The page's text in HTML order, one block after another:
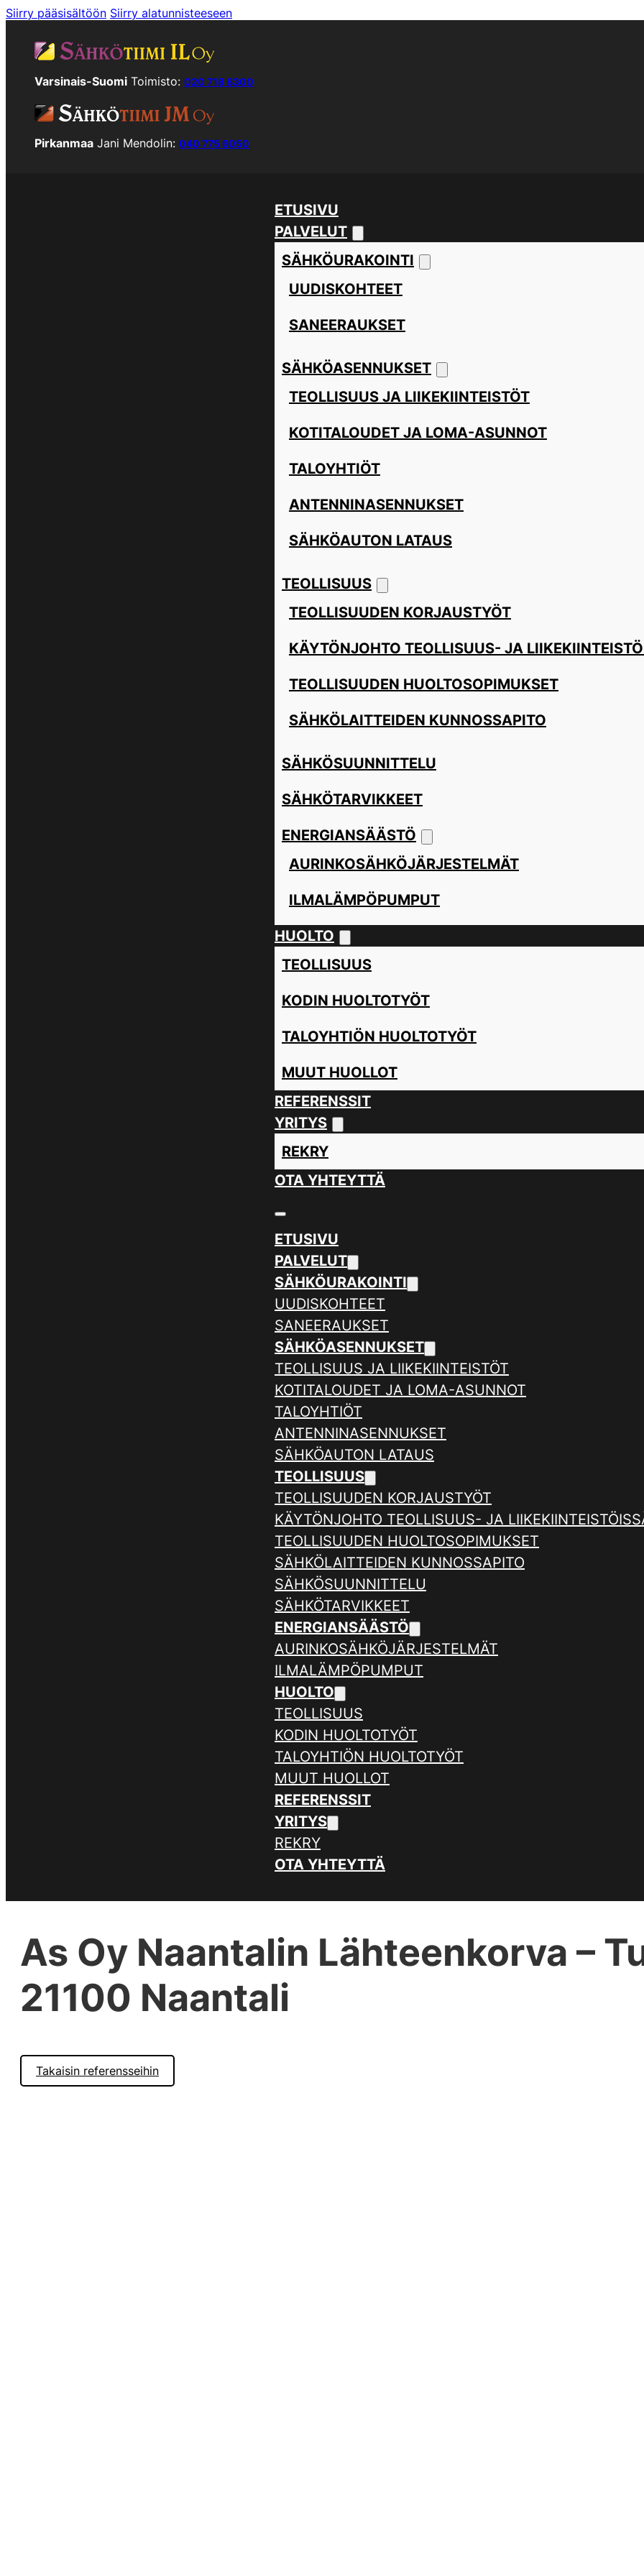
Siirry pääsisältöön Siirry alatunnisteeseen
Varsinais-Suomi Toimisto: 020 718 8300
Pirkanmaa Jani Mendolin: 040 775 6050
ETUSIVU
PALVELUT
SÄHKÖURAKOINTI
UUDISKOHTEET
SANEERAUKSET
SÄHKÖASENNUKSET
TEOLLISUUS JA LIIKEKIINTEISTÖT
KOTITALOUDET JA LOMA-ASUNNOT
TALOYHTIÖT
ANTENNINASENNUKSET
SÄHKÖAUTON LATAUS
TEOLLISUUS
TEOLLISUUDEN KORJAUSTYÖT
KÄYTÖNJOHTO TEOLLISUUS- JA
TEOLLISUUDEN HUOLTOSOPIMUKSET
SÄHKÖLAITTEIDEN KUNNOSSAPITO
SÄHKÖSUUNNITTELU
SÄHKÖTARVIKKEET
ENERGIANSÄÄSTÖ
AURINKOSÄHKÖJÄRJESTELMÄT
ILMALÄMPÖPUMPUT
HUOLTO
TEOLLISUUS
KODIN HUOLTOTYÖT
TALOYHTIÖN HUOLTOTYÖT
MUUT HUOLLOT
REFERENSSIT
YRITYS
REKRY
OTA YHTEYTTÄ
ETUSIVU
PALVELUT
SÄHKÖURAKOINTI
UUDISKOHTEET
SANEERAUKSET
SÄHKÖASENNUKSET
TEOLLISUUS JA LIIKEKIINTEISTÖT
KOTITALOUDET JA LOMA-ASUNNOT
TALOYHTIÖT
ANTENNINASENNUKSET
SÄHKÖAUTON LATAUS
TEOLLISUUS
TEOLLISUUDEN KORJAUSTYÖT
KÄYTÖNJOHTO TEOLLISUUS- JA
TEOLLISUUDEN HUOLTOSOPIMUKSET
SÄHKÖLAITTEIDEN KUNNOSSAPITO
SÄHKÖSUUNNITTELU
SÄHKÖTARVIKKEET
ENERGIANSÄÄSTÖ
AURINKOSÄHKÖJÄRJESTELMÄT
ILMALÄMPÖPUMPUT
HUOLTO
TEOLLISUUS
KODIN HUOLTOTYÖT
TALOYHTIÖN HUOLTOTYÖT
MUUT HUOLLOT
REFERENSSIT
YRITYS
REKRY
OTA YHTEYTTÄ
As Oy Naantalin Lähteenkorva –
21100 Naantali
Takaisin referensseihin